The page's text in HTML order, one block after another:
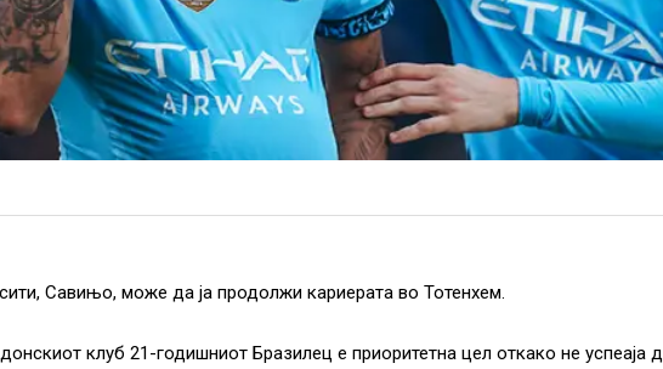
Савињо, може да ја продолжи кариерата во Тотенхем.
клуб 21-годишниот Бразилец е приоритетна цел откако не успеаја